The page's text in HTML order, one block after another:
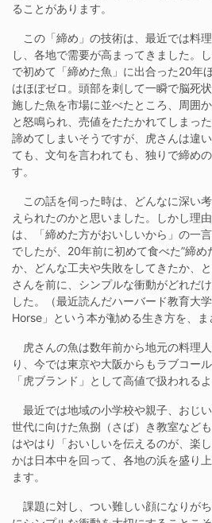
ることがあります。
この「締め」の技術は、最近では料
し、各地で需要が高まってきました。
で初めて「締めた魚」に出合った20年
はほぼゼロ。頭部を刺して一瞬で脳死
施した魚を市場に並べたところ、周囲
と怒鳴られ、売値をたたかれてしまっ
諦めてしまいそうですが、虎さんは違
ても、文句を言われても、独りで締め
す。
この話を伺った時は、どんなに深い
えられたのかと思いました。しかし理
は、「締めた方がおいしいから」の一
でしたが、20年前に初めて食べた”締め
か、どんな工夫や失敗をしてきたか、
さんを前に、シンプルな衝動がどれだ
した。（最近読んだハーバード教育大
Horse」という本が勧める生き方を、ま
虎さんの魚は数年前から地元の料理
り、今では東京や大阪からもラブコー
「虎ブランド」として高値で扱われる
最近では地域の小学校や親子、おじ
世代に向けた魚捌（さば）き教室など
はやはり「おいしいを伝えるのが、楽
かは日本中を回って、各地の浜を盛り
ます。
課題に対し、つい難しい顔になりが